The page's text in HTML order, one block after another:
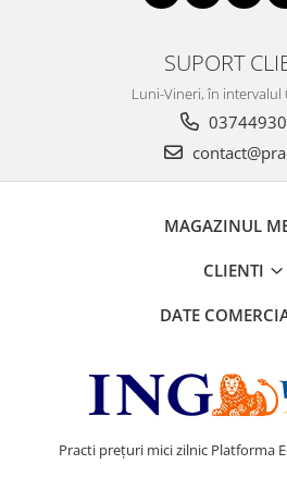
SUPORT
Luni-Vineri, în intervalul
MAGAZINUL
CLIENTI
DATE
Practi prețuri mici zilnic Platforma